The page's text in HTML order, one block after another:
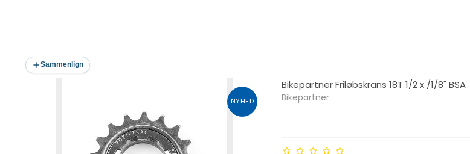
Sammenlign
NYHED
Bikepartner Friløbskrans 18T 1/2 x /1/8" BSA
Bikepartner